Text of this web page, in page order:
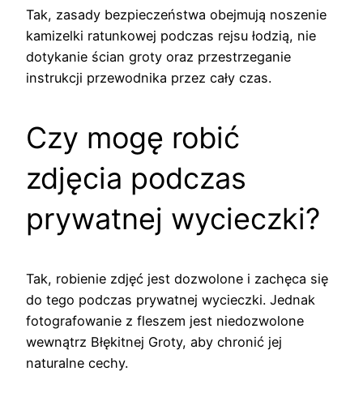
Tak, zasady bezpieczeństwa obejmują noszenie
kamizelki ratunkowej podczas rejsu łodzią, nie
dotykanie ścian groty oraz przestrzeganie
instrukcji przewodnika przez cały czas.
Czy mogę robić
zdjęcia podczas
prywatnej wycieczki?
Tak, robienie zdjęć jest dozwolone i zachęca się
do tego podczas prywatnej wycieczki. Jednak
fotografowanie z fleszem jest niedozwolone
wewnątrz Błękitnej Groty, aby chronić jej
naturalne cechy.